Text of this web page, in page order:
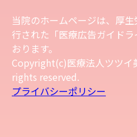
当院のホームページは、厚
行された「医療広告ガイド
おります。
Copyright(c)医療法人ツツイ
rights reserved.
プライバシーポリシー